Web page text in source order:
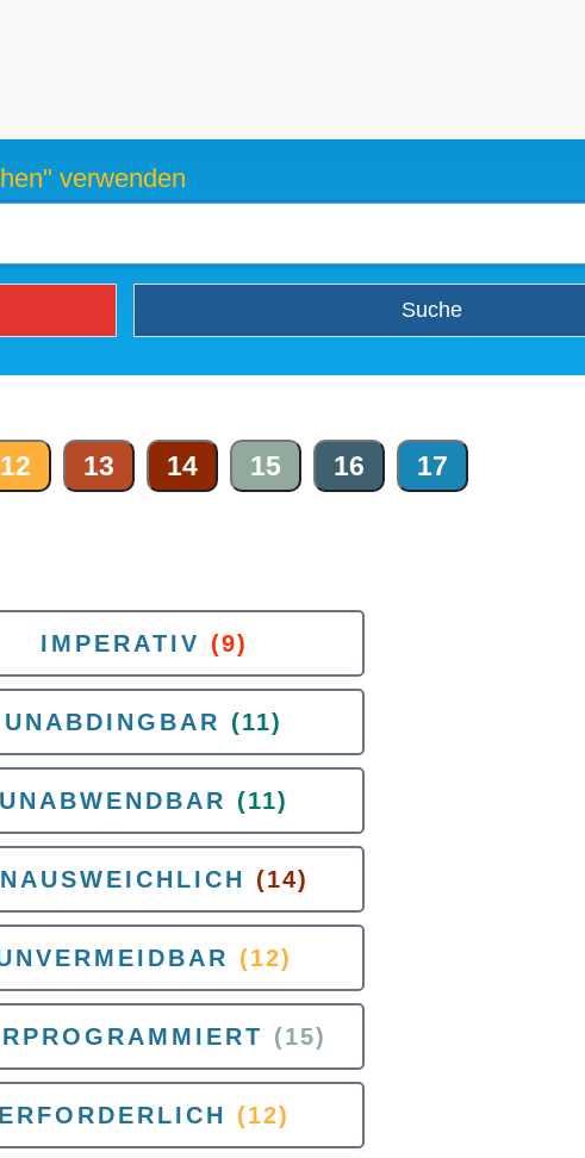
verwenden
Suche
12 13 14 15 16 17
IMPERATIV (9)
UNABDINGBAR (11)
UNABWENDBAR (11)
(14)
(12)
(15)
ERFORDERLICH (12)